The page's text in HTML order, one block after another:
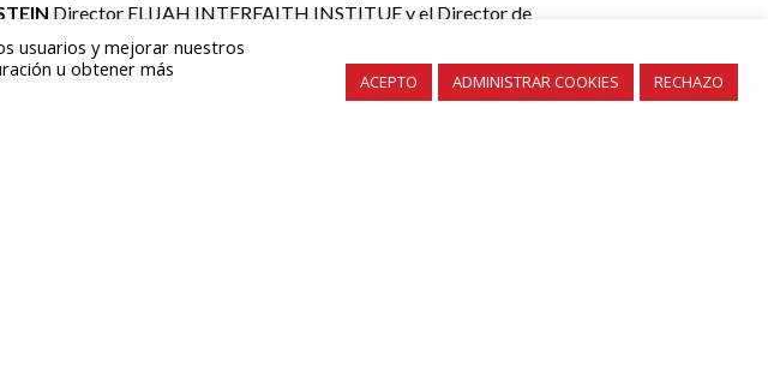
Director ELIJAH INTERFAITH INSTITUE y el Director de
usuarios y mejorar nuestros
u obtener más
ACEPTO ADMINISTRAR COOKIES RECHAZO